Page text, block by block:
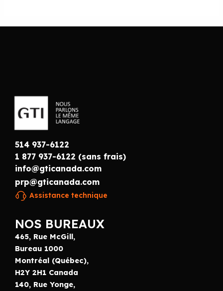
514 937-6122
1 877 937-6122 (sans frais)
info@gticanada.com
prp@gticanada.com
Assistance technique
NOS BUREAUX
465, Rue McGill,
Bureau 1000
Montréal (Québec),
H2Y 2H1 Canada
140, Rue Yonge,